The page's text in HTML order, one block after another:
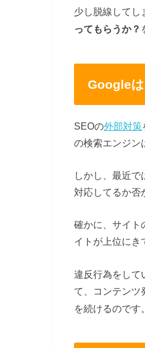
少し脱線してし
ってもらうか？
Google
SEOの外部対策
の検索エンジン
しかし、最近
対応してるか否
確かに、サイト
イトが上位にき
違反行為をして
て、コンテンツ
を続けるのです。